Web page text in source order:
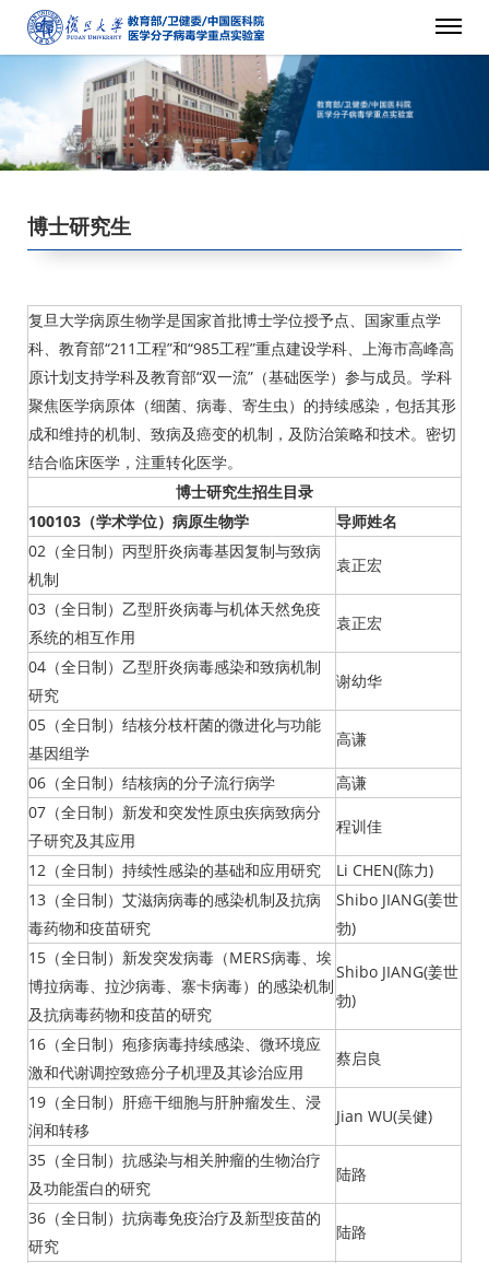
博士研究生
复旦大学病原生物学是国家首批博士学位授予点、国家重点学
科、教育部“211工程”和“985工程”重点建设学科、上海市高峰高
原计划支持学科及教育部“双一流”（基础医学）参与成员。学科
聚焦医学病原体（细菌、病毒、寄生虫）的持续感染，包括其形
成和维持的机制、致病及癌变的机制，及防治策略和技术。密切
结合临床医学，注重转化医学。
博士研究生招生目录
100103（学术学位）病原生物学
导师姓名
02（全日制）丙型肝炎病毒基因复制与致病
机制
袁正宏
03（全日制）乙型肝炎病毒与机体天然免疫
系统的相互作用
袁正宏
04（全日制）乙型肝炎病毒感染和致病机制
研究
谢幼华
05（全日制）结核分枝杆菌的微进化与功能
基因组学
高谦
06（全日制）结核病的分子流行病学
高谦
07（全日制）新发和突发性原虫疾病致病分
子研究及其应用
程训佳
12（全日制）持续性感染的基础和应用研究
Li CHEN(陈力)
13（全日制）艾滋病病毒的感染机制及抗病
毒药物和疫苗研究
Shibo JIANG(姜世
勃)
15（全日制）新发突发病毒（MERS病毒、埃
博拉病毒、拉沙病毒、寨卡病毒）的感染机制
及抗病毒药物和疫苗的研究
Shibo JIANG(姜世
勃)
16（全日制）疱疹病毒持续感染、微环境应
激和代谢调控致癌分子机理及其诊治应用
蔡启良
19（全日制）肝癌干细胞与肝肿瘤发生、浸
润和转移
Jian WU(吴健)
35（全日制）抗感染与相关肿瘤的生物治疗
及功能蛋白的研究
陆路
36（全日制）抗病毒免疫治疗及新型疫苗的
研究
陆路